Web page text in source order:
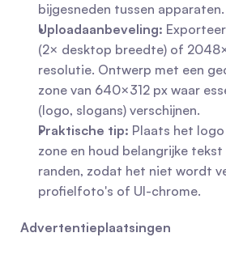
bijgesneden tussen apparaten.
Uploadaanbeveling:
(2× desktop breedte) of
resolutie. Ontwerp met een
zone van 640×312 px waar
(logo, slogans) verschijnen.
Praktische tip: Plaats het
zone en houd belangrijke
randen, zodat het niet wordt
profielfoto's of UI-chrome.
Advertentieplaatsingen